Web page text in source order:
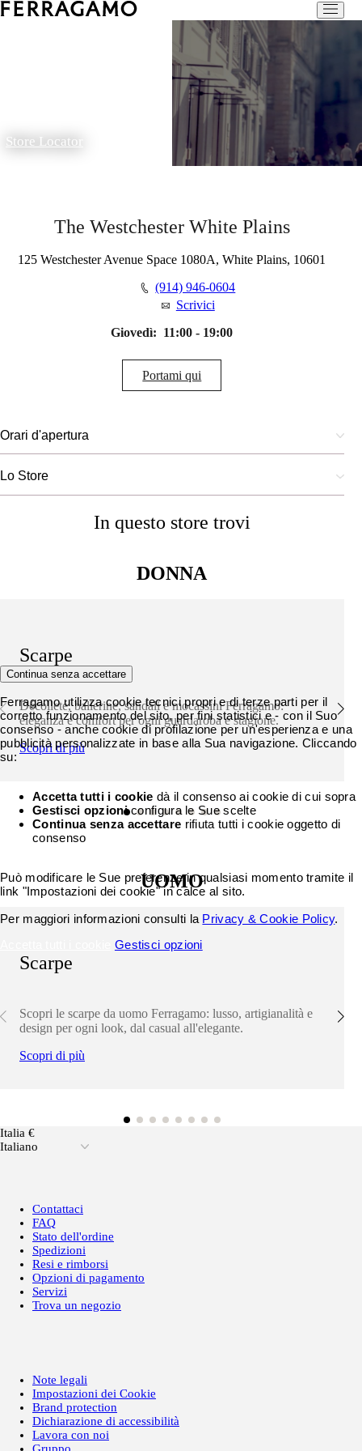
Store Locator
The Westchester White Plains
125 Westchester Avenue Space 1080A, White Plains, 10601
(914) 946-0604
Scrivici
Giovedì: 11:00 - 19:00
Portami qui
Orari d'apertura
Lo Store
In questo store trovi
DONNA
Scarpe
Décolleté, ballerine, sandali e mocassini Ferragamo:
eleganza e comfort per ogni guardaroba e stagione.
Scopri di più
UOMO
Scarpe
Scopri le scarpe da uomo Ferragamo: lusso, artigianalità e
design per ogni look, dal casual all'elegante.
Scopri di più
Italia €
Italiano
Contattaci
FAQ
Stato dell'ordine
Spedizioni
Resi e rimborsi
Opzioni di pagamento
Servizi
Trova un negozio
Note legali
Impostazioni dei Cookie
Brand protection
Dichiarazione di accessibilità
Lavora con noi
Gruppo
Continua senza accettare
Ferragamo utilizza cookie tecnici propri e di terze parti per il
corretto funzionamento del sito, per fini statistici e - con il Suo
consenso - anche cookie di profilazione per un'esperienza e una
pubblicità personalizzate in base alla Sua navigazione. Cliccando
su:
Accetta tutti i cookie dà il consenso ai cookie di cui sopra
Gestisci opzioniconfigura le Sue scelte
Continua senza accettare rifiuta tutti i cookie oggetto di
consenso
Può modificare le Sue preferenze in qualsiasi momento tramite il
link "Impostazioni dei cookie" in calce al sito.
Per maggiori informazioni consulti la Privacy & Cookie Policy.
Gestisci opzioni